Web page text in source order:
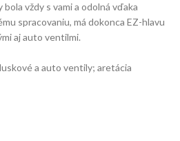
vždy s vami a odolná vďaka
spracovaniu, má dokonca EZ-hlavu
aj auto ventilmi.
a auto ventily; aretácia